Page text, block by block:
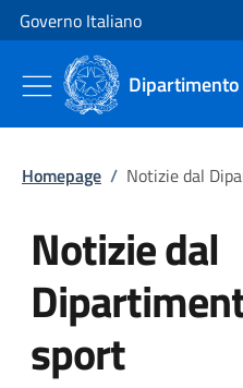
Vai al contenuto
Vai alla navigazione del sito
Governo Italiano
Homepage / Notizie dal
Notizie dal
sport